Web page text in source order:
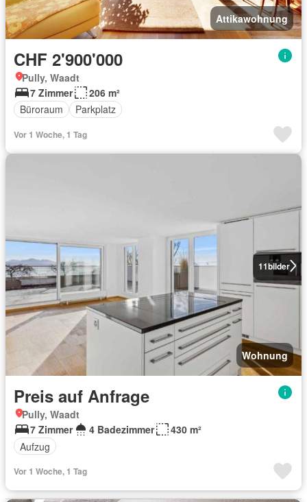
Attikawohnung
CHF 2'900'000
Pully, Waadt
7 Zimmer
206 m²
Büroraum
Parkplatz
Vor 1 Woche, 1 Tag
11bilder
Wohnung
Preis auf Anfrage
Pully, Waadt
7 Zimmer
4 Badezimmer
430 m²
Aufzug
Vor 1 Woche, 1 Tag